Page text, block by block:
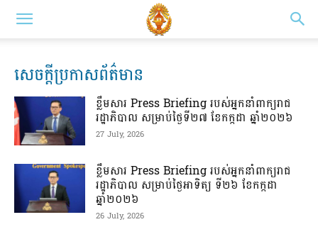
សេចក្តីប្រកាសព័ត៌មាន
ខ្លឹមសារ Press Briefing របស់អ្នកនាំពាក្យរាជ
រដ្ឋាភិបាល សម្រាប់ថ្ងៃទី២៧ ខែកក្កដា ឆ្នាំ២០២៦
27 July, 2026
ខ្លឹមសារ Press Briefing របស់អ្នកនាំពាក្យរាជ
រដ្ឋាភិបាល សម្រាប់ថ្ងៃអាទិត្យ ទី២៦ ខែកក្កដា
ឆ្នាំ២០២៦
26 July, 2026